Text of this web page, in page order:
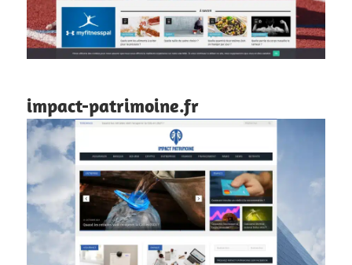
impact-patrimoine.fr